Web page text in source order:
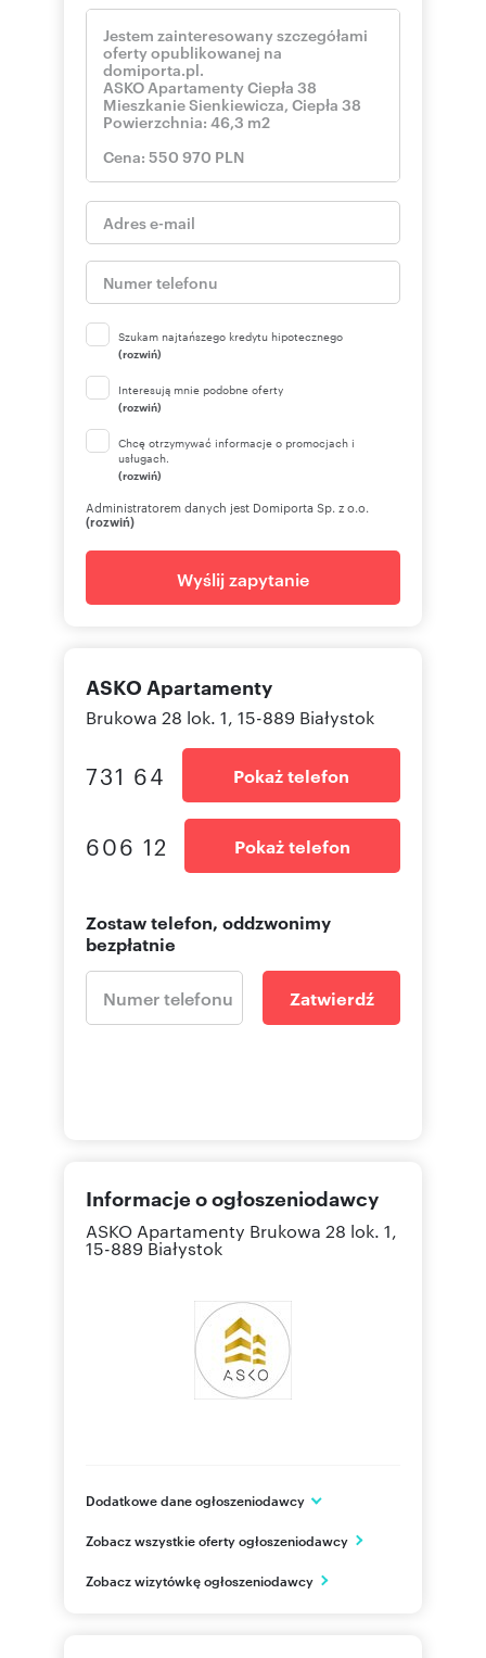
Szukam najtańszego kredytu hipotecznego
(rozwiń)
Interesują mnie podobne oferty
(rozwiń)
Chcę otrzymywać informacje o promocjach i
usługach.
(rozwiń)
Administratorem danych jest Domiporta Sp. z o.o.
(rozwiń)
Wyślij zapytanie
ASKO Apartamenty
Brukowa 28 lok. 1, 15-889 Białystok
731 64 Pokaż telefon
606 12 Pokaż telefon
Zostaw telefon, oddzwonimy
bezpłatnie
Zatwierdź
Informacje o ogłoszeniodawcy
ASKO Apartamenty Brukowa 28 lok. 1,
15-889 Białystok
Dodatkowe dane ogłoszeniodawcy
ul. Ciepła 38
podlaskie
Zobacz wszystkie oferty ogłoszeniodawcy
Zobacz wizytówkę ogłoszeniodawcy